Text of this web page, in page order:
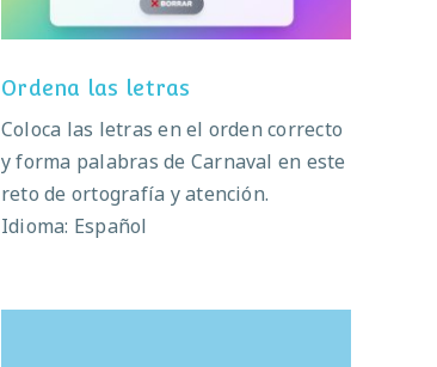
Ordena las letras
Coloca las letras en el orden correcto
y forma palabras de Carnaval en este
reto de ortografía y atención.
Idioma: Español